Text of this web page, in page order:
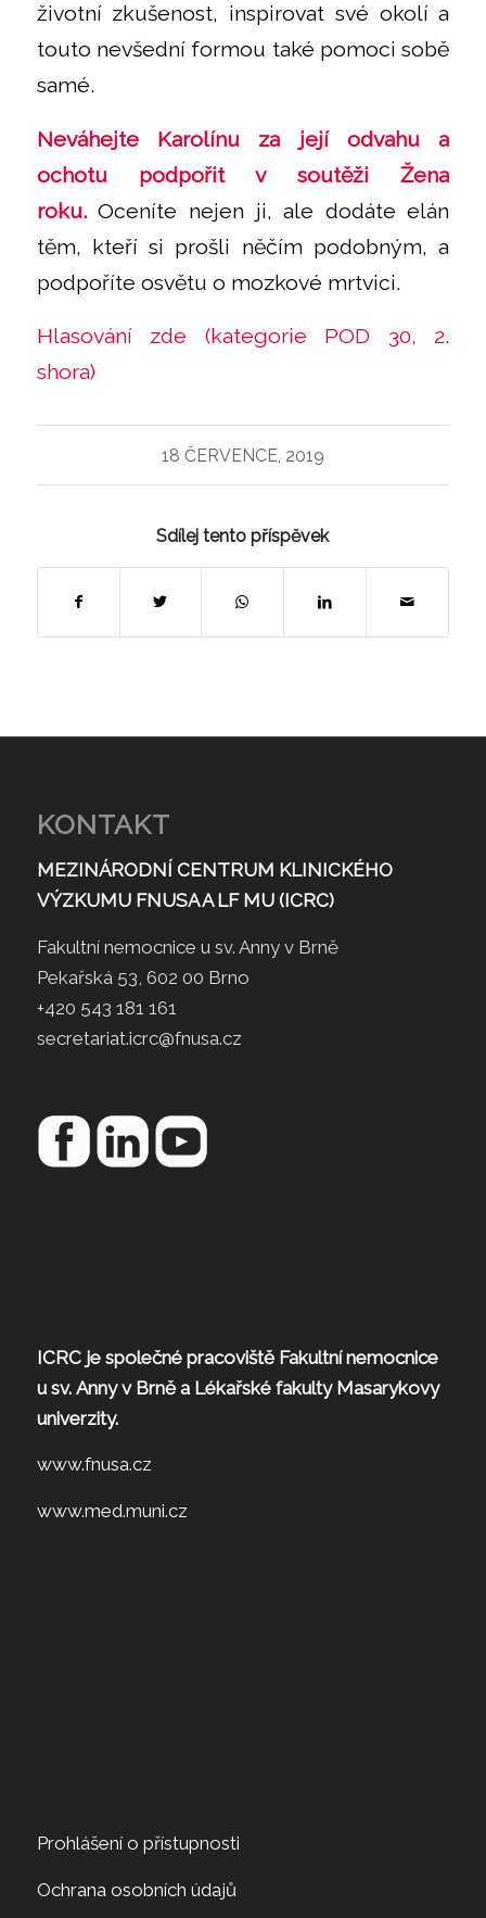
životní zkušenost, inspirovat své okolí a
touto nevšední formou také pomoci sobě
samé.
Neváhejte Karolínu za její odvahu a
ochotu podpořit v soutěži Žena
roku.Oceníte nejen ji, ale dodáte elán
těm, kteří si prošli něčím podobným, a
podpoříte osvětu o mozkové mrtvici.
Hlasování zde (kategorie POD 30, 2.
shora)
18 ČERVENCE, 2019
Sdílej tento příspěvek
KONTAKT
MEZINÁRODNÍ CENTRUM KLINICKÉHO
VÝZKUMU FNUSA A LF MU (ICRC)
Fakultní nemocnice u sv. Anny v Brně
Pekařská 53, 602 00 Brno
+420 543 181 161
secretariat.icrc@fnusa.cz
ICRC je společné pracoviště Fakultní nemocnice
u sv. Anny v Brně a Lékařské fakulty Masarykovy
univerzity.
www.fnusa.cz
www.med.muni.cz
Prohlášení o přístupnosti
Ochrana osobních údajů